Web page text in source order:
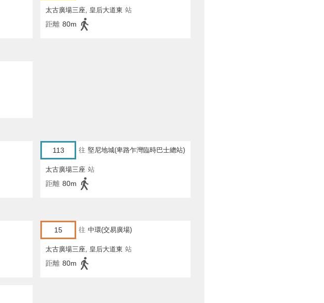
太古廣場三座, 皇后大道東 站
距離 80m
113 往 堅尼地城(卑路乍灣臨時巴士總站)
太古廣場三座 站
距離 80m
15 往 中環(交易廣場)
太古廣場三座, 皇后大道東 站
距離 80m